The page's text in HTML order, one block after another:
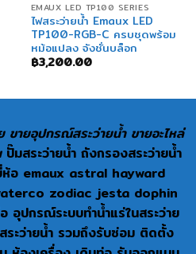
EMAUX LED TP100 SERIES
ไฟสระว่ายน้ำ Emaux LED
TP100-RGB-C ครบชุดพร้อม
หม้อแปลง จังชั่นบล็อก
฿3,200.00
ขายอุปกรณ์สระว่ายน้ำ ขายอะไหล่
ปั๊มสระว่ายน้ำ ถังกรองสระว่ายน้ำ
ห้อ emaux astral hayward
zodiac jesta dophin
อุปกรณ์ระบบทำน้ำแร่ในสระว่าย
ระว่ายน้ำ รวมถึงรับซ่อม ติดตั้ง